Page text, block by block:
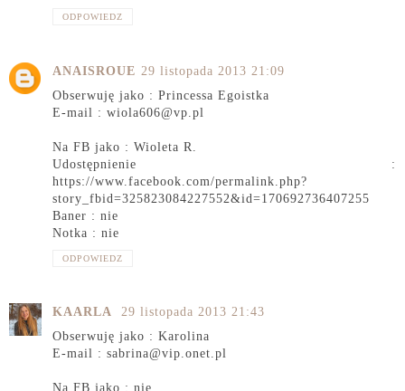
ODPOWIEDZ
ANAISROUE 29 listopada 2013 21:09
Obserwuję jako : Princessa Egoistka
E-mail : wiola606@vp.pl
Na FB jako : Wioleta R.
Udostępnienie :
https://www.facebook.com/permalink.php?
story_fbid=325823084227552&id=170692736407255
Baner : nie
Notka : nie
ODPOWIEDZ
KAARLA
29 listopada 2013 21:43
Obserwuję jako : Karolina
E-mail : sabrina@vip.onet.pl
Na FB jako : nie